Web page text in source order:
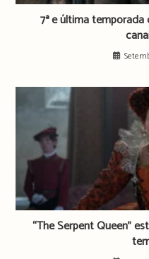
7ª e última temporada
“The Serpent Queen”